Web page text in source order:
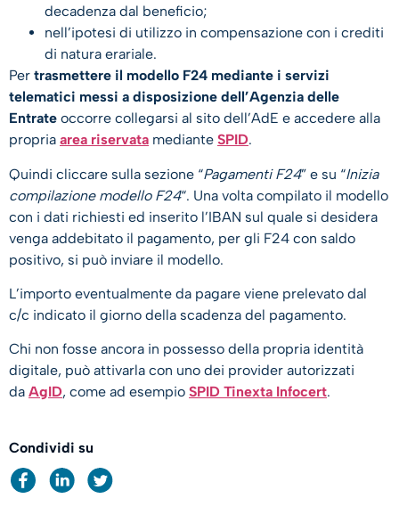
decadenza dal beneficio;
nell’ipotesi di utilizzo in compensazione con i crediti
di natura erariale.
Per trasmettere il modello F24 mediante i servizi
telematici messi a disposizione dell’Agenzia delle
Entrate occorre collegarsi al sito dell’AdE e accedere alla
propria area riservata mediante SPID.
Quindi cliccare sulla sezione “Pagamenti F24” e su “Inizia
compilazione modello F24“. Una volta compilato il modello
con i dati richiesti ed inserito l’IBAN sul quale si desidera
venga addebitato il pagamento, per gli F24 con saldo
positivo, si può inviare il modello.
L’importo eventualmente da pagare viene prelevato dal
c/c indicato il giorno della scadenza del pagamento.
Chi non fosse ancora in possesso della propria identità
digitale, può attivarla con uno dei provider autorizzati
da AgID, come ad esempio SPID Tinexta Infocert.​
Condividi su